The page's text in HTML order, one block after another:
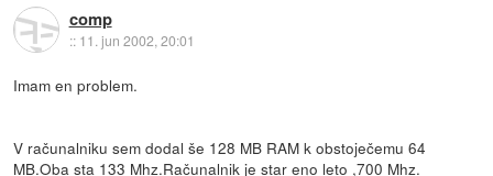
comp
:: 11. jun 2002, 20:01
Imam en problem.
V računalniku sem dodal še 128 MB RAM k obstoječemu 64
MB.Oba sta 133 Mhz.Računalnik je star eno leto ,700 Mhz.